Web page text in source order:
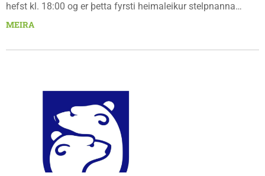
hefst kl. 18:00 og er þetta fyrsti heimaleikur stelpnanna
síðan 18. júlí. Spáin fyrir leikinn er fín, lítil háttar rigning og
veðri og skella sér á völlinn.
MEIRA